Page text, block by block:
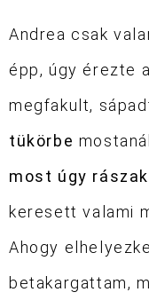
Andrea csak
épp, úgy érezte
megfakult,
tükörbe
most úgy
keresett valami
Ahogy
betakargattam,